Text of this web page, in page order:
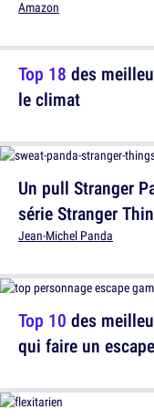
Un pull Stranger
série Stranger
Jean-Michel Panda
Amazon
Top 18 des
le climat
Top 10 des
qui faire un